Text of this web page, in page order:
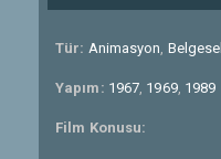
Tür: Animasyon, Belgesel
Yapım: 1967, 1969, 1989
Film Konusu: